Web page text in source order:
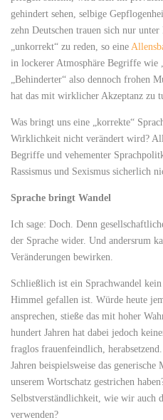
gehindert sehen, selbige
zehn Deutschen trauen sich nur
„unkorrekt“ zu reden, so eine
in lockerer Atmosphäre Begriffe wie
„Behinderter“ also dennoch frohen
hat das mit wirklicher Akzeptanz zu
Was bringt uns eine „korrekte“
Wirklichkeit nicht verändert wird?
Begriffe und vehementer
Rassismus und Sexismus sicherlich
Sprache bringt Wandel
Ich sage: Doch. Denn
der Sprache wider. Und andersrum
Veränderungen bewirken.
Schließlich ist ein Sprachwandel
Himmel gefallen ist. Würde heute
ansprechen, stieße das mit hoher
hundert Jahren hat dabei jedoch
fraglos frauenfeindlich,
Jahren beispielsweise das
unserem Wortschatz gestrichen
Selbstverständlichkeit, wie wir auch
verwenden?